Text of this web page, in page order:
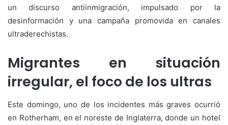
un discurso antiinmigración, impulsado por la
desinformación y una campaña promovida en canales
ultraderechistas.
Migrantes en situación
irregular, el foco de los ultras
Este domingo, uno de los incidentes más graves ocurrió
en Rotherham, en el noreste de Inglaterra, donde un hotel